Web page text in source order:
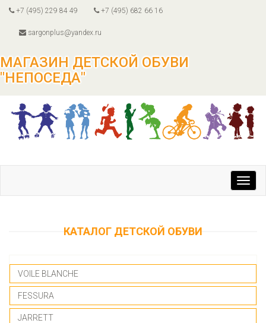
+7 (495) 229 84 49 +7 (495) 682 66 16
sargonplus@yandex.ru
МАГАЗИН ДЕТСКОЙ ОБУВИ
"НЕПОСЕДА"
КАТАЛОГ ДЕТСКОЙ ОБУВИ
VOILE BLANCHE
FESSURA
JARRETT